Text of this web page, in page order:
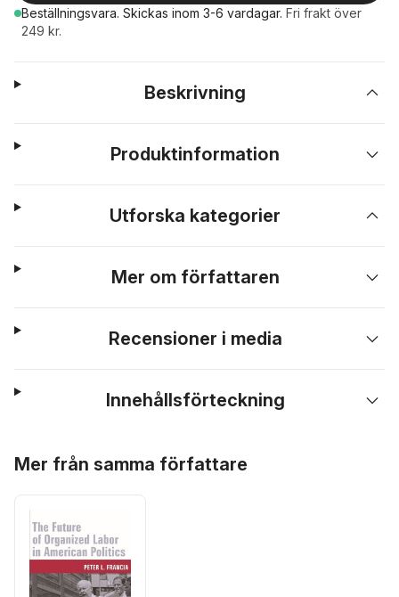
Beställningsvara. Skickas inom 3-6 vardagar. Fri frakt över
249 kr.
Beskrivning
Produktinformation
Utforska kategorier
Mer om författaren
Recensioner i media
Innehållsförteckning
Mer från samma författare